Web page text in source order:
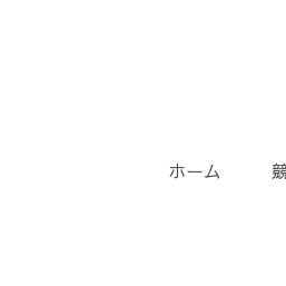
ホーム